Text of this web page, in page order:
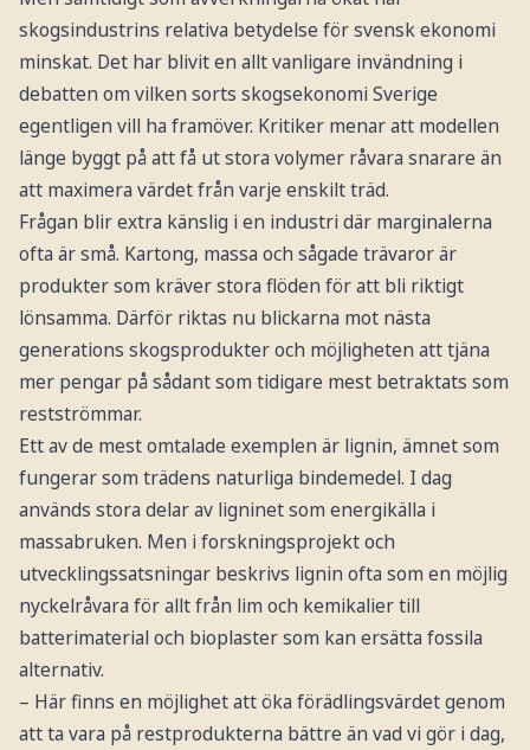
skogsindustrins relativa betydelse för svensk ekonomi
minskat. Det har blivit en allt vanligare invändning i
debatten om vilken sorts skogsekonomi Sverige
egentligen vill ha framöver. Kritiker menar att modellen
länge byggt på att få ut stora volymer råvara snarare än
att maximera värdet från varje enskilt träd.
Frågan blir extra känslig i en industri där marginalerna
ofta är små. Kartong, massa och sågade trävaror är
produkter som kräver stora flöden för att bli riktigt
lönsamma. Därför riktas nu blickarna mot nästa
generations skogsprodukter och möjligheten att tjäna
mer pengar på sådant som tidigare mest betraktats som
restströmmar.
Ett av de mest omtalade exemplen är lignin, ämnet som
fungerar som trädens naturliga bindemedel. I dag
används stora delar av ligninet som energikälla i
massabruken. Men i forskningsprojekt och
utvecklingssatsningar beskrivs lignin ofta som en möjlig
nyckelråvara för allt från lim och kemikalier till
batterimaterial och bioplaster som kan ersätta fossila
alternativ.
– Här finns en möjlighet att öka förädlingsvärdet genom
att ta vara på restprodukterna bättre än vad vi gör i dag,